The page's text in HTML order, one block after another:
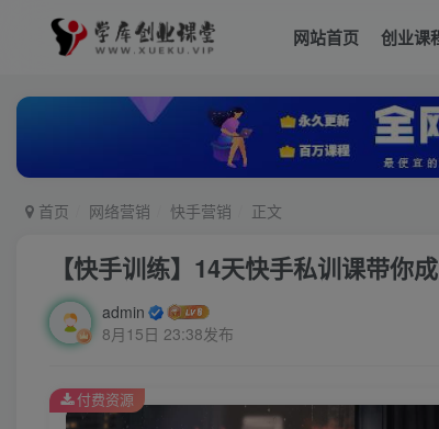
网站首页 创业课
首页 网络营销 快手营销 正文
【快手训练】14天快手私训课带你
admin
8月15日 23:38发布
付费资源